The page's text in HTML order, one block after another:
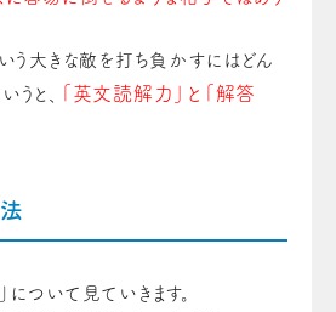
いう大きな敵を打ち負かすにはどん
と、
「英文読解力」と「解答
ついて見ていきます。